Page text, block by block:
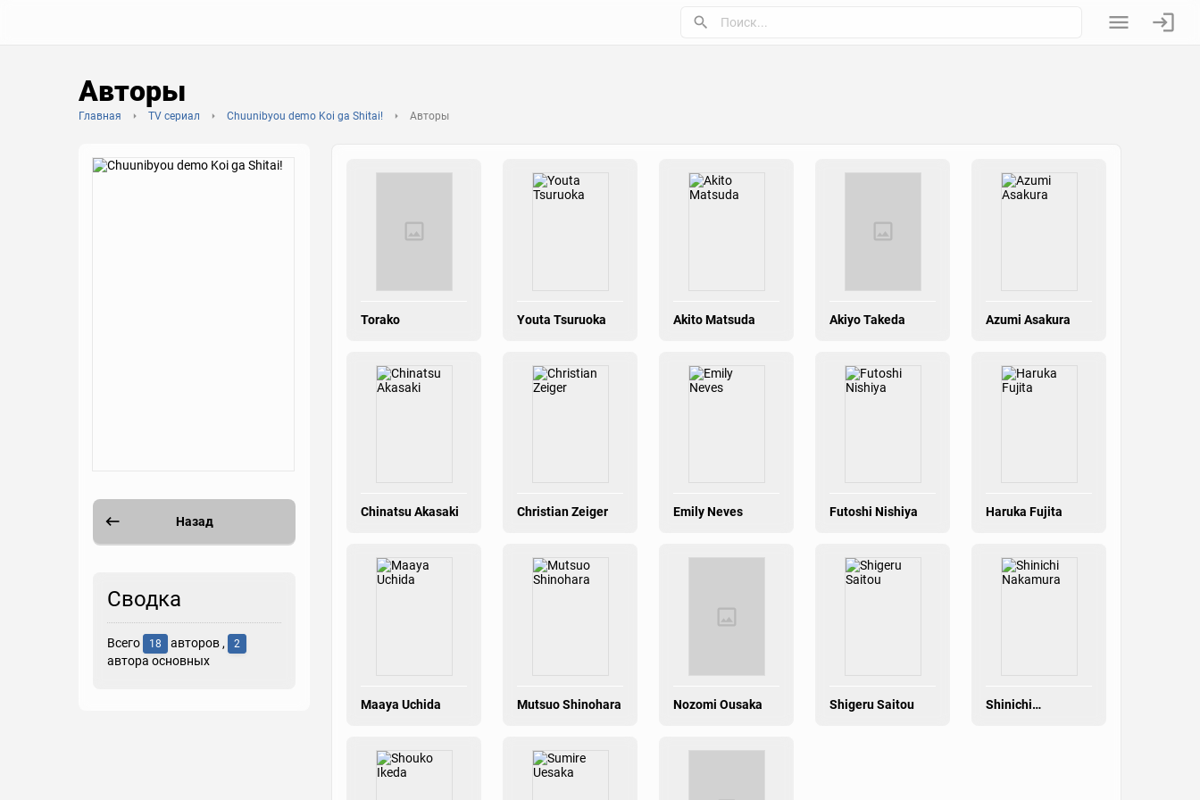
Авторы
Главная TV сериал Chuunibyou demo Koi ga Shitai! Авторы
Назад
Сводка
Всего 18 авторов , 2
автора основных
Torako Youta Tsuruoka Akito Matsuda Akiyo Takeda Azumi Asakura
Chinatsu Akasaki Christian Zeiger Emily Neves Futoshi Nishiya Haruka Fujita
Maaya Uchida Mutsuo Shinohara Nozomi Ousaka Shigeru Saitou
Shinichi